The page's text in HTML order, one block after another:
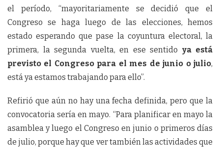
el período, “mayoritariamente se decidió que el
Congreso se haga luego de las elecciones, hemos
estado esperando que pase la coyuntura electoral, la
primera, la segunda vuelta, en ese sentido ya está
previsto el Congreso para el mes de junio o julio,
está ya estamos trabajando para ello”.
Refirió que aún no hay una fecha definida, pero que la
convocatoria sería en mayo. “Para planificar en mayo la
asamblea y luego el Congreso en junio o primeros días
de julio, porque hay que ver también las actividades que